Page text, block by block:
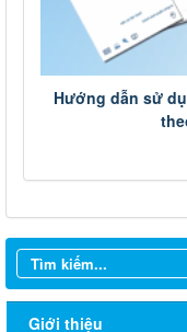
Hướng dẫn sử
Giới thiệu